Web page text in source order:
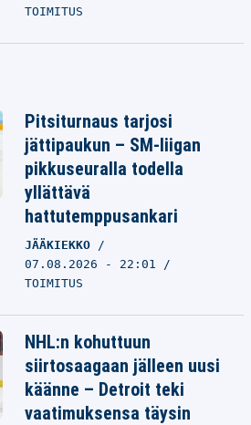
TOIMITUS
Pitsiturnaus tarjosi
jättipaukun – SM-liigan
pikkuseuralla todella
yllättävä
hattutemppusankari
JÄÄKIEKKO
07.08.2026 - 22:01
TOIMITUS
NHL:n kohuttuun
siirtosaagaan jälleen uusi
käänne – Detroit teki
vaatimuksensa täysin